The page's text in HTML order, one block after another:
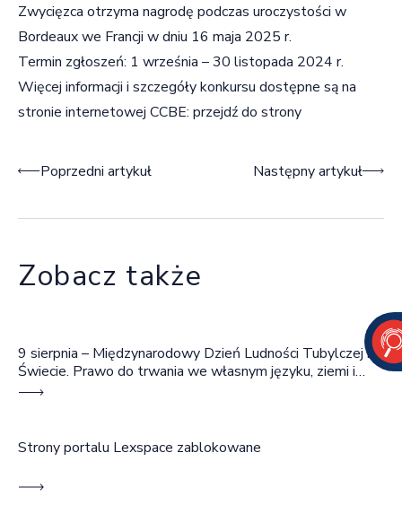
Zwycięzca otrzyma nagrodę podczas uroczystości w
Bordeaux we Francji w dniu 16 maja 2025 r.
Termin zgłoszeń: 1 września – 30 listopada 2024 r.
Więcej informacji i szczegóły konkursu dostępne są na
stronie internetowej CCBE: przejdź do strony
Nawigacja wpisu
Poprzedni artykuł Następny artykuł
Zobacz także
9 sierpnia – Międzynarodowy Dzień Ludności Tubylczej na
Świecie. Prawo do trwania we własnym języku, ziemi i
wspólnocie
Strony portalu Lexspace zablokowane